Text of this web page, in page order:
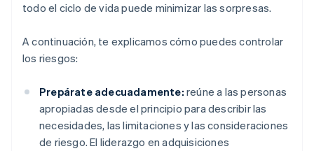
todo el ciclo de vida puede minimizar las sorpresas.
A continuación, te explicamos cómo puedes controlar
los riesgos:
Prepárate adecuadamente: reúne a las personas
apropiadas desde el principio para describir las
necesidades, las limitaciones y las consideraciones
de riesgo. El liderazgo en adquisiciones